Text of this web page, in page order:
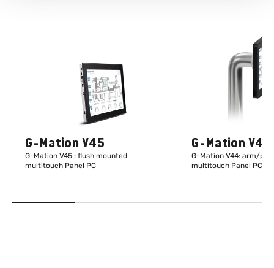
G-Mation V45
G-Mation V45 : flush mounted
multitouch Panel PC
G-Mation V44
G-Mation V44: arm/
multitouch Panel PC